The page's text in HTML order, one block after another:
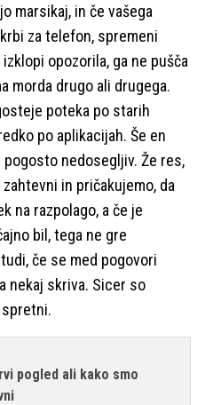
marsikaj, in če vašega
za telefon, spremeni
opozorila, ga ne pušča
morda drugo ali drugega.
poteka po starih
po aplikacijah. Še en
nedosegljiv. Že res,
in pričakujemo, da
na razpolago, a če je
bil, tega ne gre
če se med pogovori
nekaj skriva. Sicer so
pogled ali kako smo